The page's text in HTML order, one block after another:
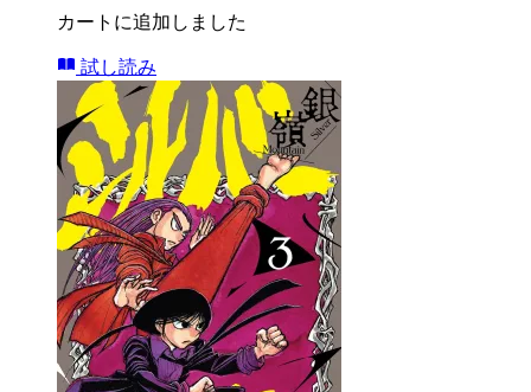
カートに追加しました
試し読み